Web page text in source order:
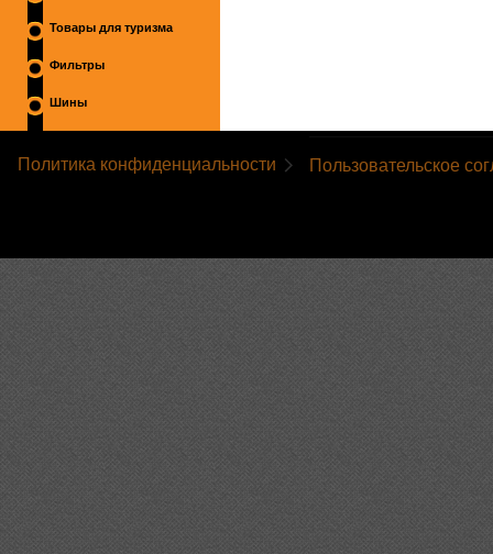
Товары для туризма
Фильтры
Шины
Политика конфиденциальности Пользовательское